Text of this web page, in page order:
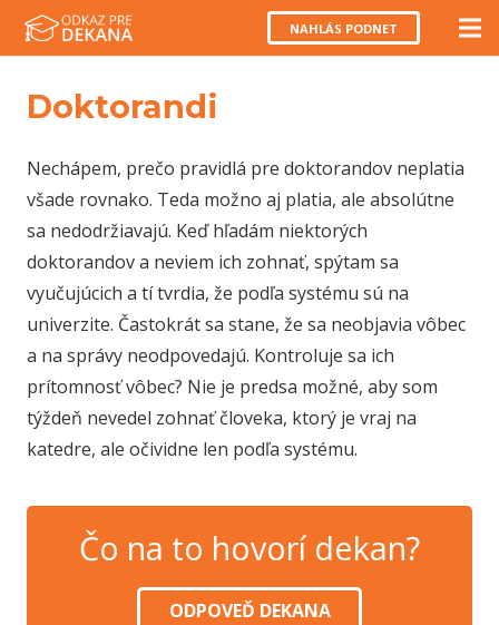
NAHLÁS PODNET
Doktorandi
Nechápem, prečo pravidlá pre doktorandov neplatia
všade rovnako. Teda možno aj platia, ale absolútne
sa nedodržiavajú. Keď hľadám niektorých
doktorandov a neviem ich zohnať, spýtam sa
vyučujúcich a tí tvrdia, že podľa systému sú na
univerzite. Častokrát sa stane, že sa neobjavia vôbec
a na správy neodpovedajú. Kontroluje sa ich
prítomnosť vôbec? Nie je predsa možné, aby som
týždeň nevedel zohnať človeka, ktorý je vraj na
katedre, ale očividne len podľa systému.
Čo na to hovorí dekan?
ODPOVEĎ DEKANA